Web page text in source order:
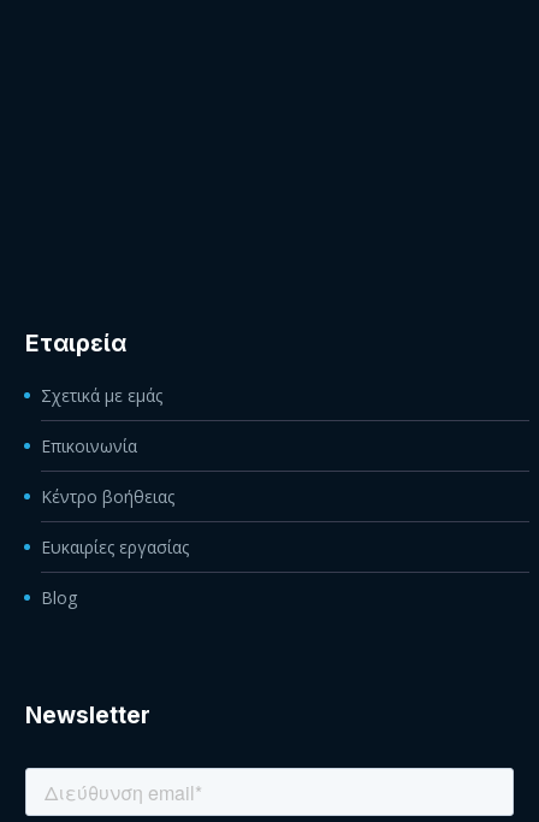
Εταιρεία
Σχετικά με εμάς
Επικοινωνία
Κέντρο βοήθειας
Ευκαιρίες εργασίας
Blog
Newsletter